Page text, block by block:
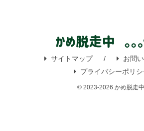
サイトマップ
お問
プライバシーポリシ
© 2023-2026 かめ脱走